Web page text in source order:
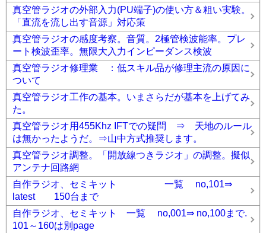
真空管ラジオの外部入力(PU端子)の使い方＆粗い実験。
「直流を流し出す音源」対応策
真空管ラジオの感度考察。音質。2極管検波能率。プレ
ート検波歪率。無限大入力インピーダンス検波
真空管ラジオ修理業 ：低スキル品が修理主流の原因に
ついて
真空管ラジオ工作の基本。いまさらだが基本を上げてみ
た。
真空管ラジオ用455Khz IFTでの疑問 ⇒ 天地のルール
は無かったようだ。⇒山中方式推奨します。
真空管ラジオ調整。「開放線つきラジオ」の調整。擬似
アンテナ回路網
自作ラジオ、セミキット 一覧 no,101⇒
latest 150台まで
自作ラジオ、セミキット 一覧 no,001⇒ no,100まで.
101～160は別page